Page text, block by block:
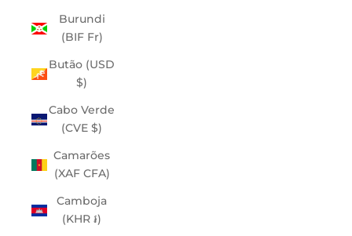
Burundi
(BIF Fr)
Butão (USD
$)
Cabo Verde
(CVE $)
Camarões
(XAF CFA)
Camboja
(KHR ៛)